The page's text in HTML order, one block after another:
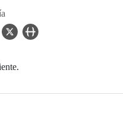
Icon
twitter Iconuser_url Icon